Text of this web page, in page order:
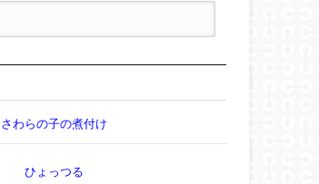
さわらの子の煮付け
ひょっつる